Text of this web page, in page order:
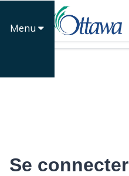
contenu
Menu
Se connecter